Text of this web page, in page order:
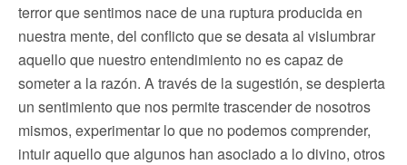
terror que sentimos nace de una ruptura producida en
nuestra mente, del conflicto que se desata al vislumbrar
aquello que nuestro entendimiento no es capaz de
someter a la razón. A través de la sugestión, se despierta
un sentimiento que nos permite trascender de nosotros
mismos, experimentar lo que no podemos comprender,
intuir aquello que algunos han asociado a lo divino, otros